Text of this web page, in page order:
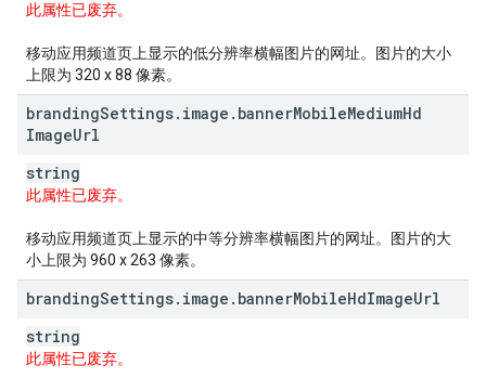
此属性已废弃。
移动应用频道页上显示的低分辨率横幅图片的网址。图片的大小
上限为 320 x 88 像素。
brandingSettings. image . bannerMobileMediumHd
ImageUrl
string
此属性已废弃。
移动应用频道页上显示的中等分辨率横幅图片的网址。图片的大
小上限为 960 x 263 像素。
brandingSettings. image . bannerMobileHdImageUrl
string
此属性已废弃。